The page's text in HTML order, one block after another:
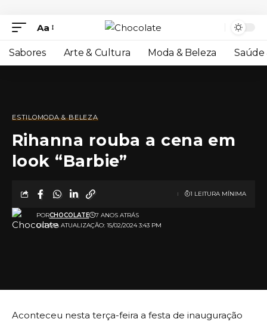
Aa
Sabores Arte & Cultura Moda & Beleza Saúde
ESTILOMODA & BELEZA
Rihanna rouba a cena em
look “Barbie”
ULTIMA ATUALIZAÇÃO: 15/02/2024 3:43 PM
PORCHOCOLATE 7 ANOS ATRÁS
1 LEITURA MÍNIMA
Aconteceu nesta terça-feira a festa de inauguração